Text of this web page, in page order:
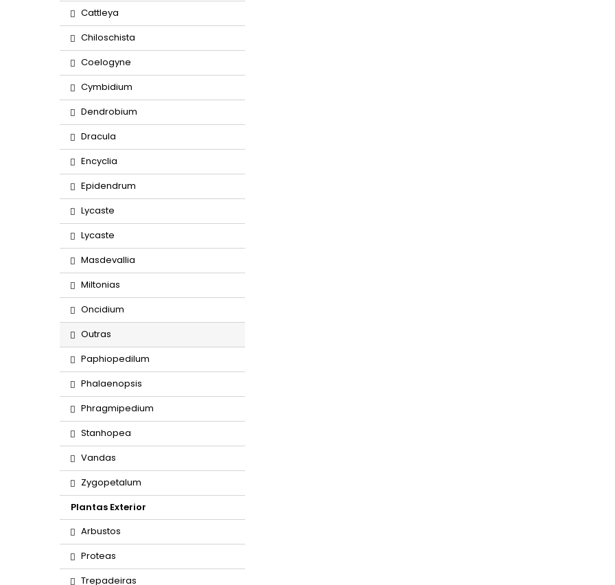
Cattleya
Chiloschista
Coelogyne
Cymbidium
Dendrobium
Dracula
Encyclia
Epidendrum
Lycaste
Lycaste
Masdevallia
Miltonias
Oncidium
Outras
Paphiopedilum
Phalaenopsis
Phragmipedium
Stanhopea
Vandas
Zygopetalum
Plantas Exterior
Arbustos
Proteas
Trepadeiras